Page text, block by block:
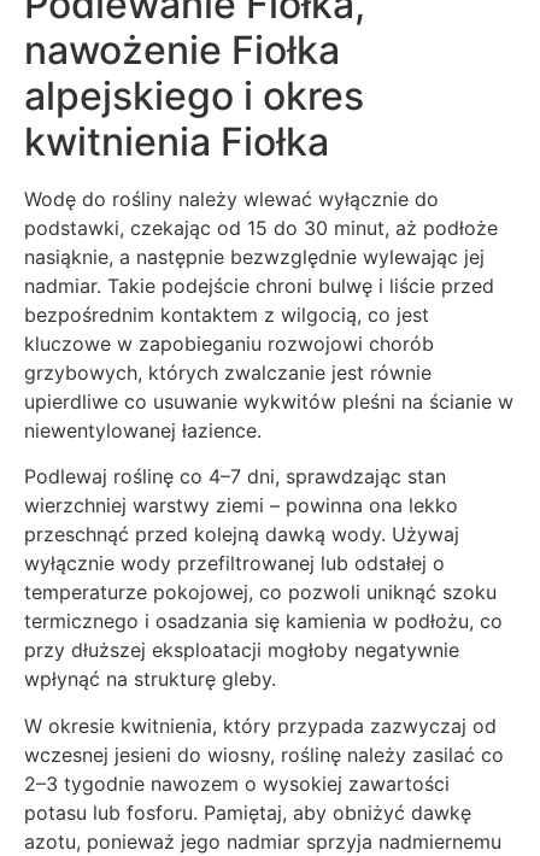
nawożenie Fiołka
alpejskiego i okres
kwitnienia Fiołka
Wodę do rośliny należy wlewać wyłącznie do
podstawki, czekając od 15 do 30 minut, aż podłoże
nasiąknie, a następnie bezwzględnie wylewając jej
nadmiar. Takie podejście chroni bulwę i liście przed
bezpośrednim kontaktem z wilgocią, co jest
kluczowe w zapobieganiu rozwojowi chorób
grzybowych, których zwalczanie jest równie
upierdliwe co usuwanie wykwitów pleśni na ścianie w
niewentylowanej łazience.
Podlewaj roślinę co 4–7 dni, sprawdzając stan
wierzchniej warstwy ziemi – powinna ona lekko
przeschnąć przed kolejną dawką wody. Używaj
wyłącznie wody przefiltrowanej lub odstałej o
temperaturze pokojowej, co pozwoli uniknąć szoku
termicznego i osadzania się kamienia w podłożu, co
przy dłuższej eksploatacji mogłoby negatywnie
wpłynąć na strukturę gleby.
W okresie kwitnienia, który przypada zazwyczaj od
wczesnej jesieni do wiosny, roślinę należy zasilać co
2–3 tygodnie nawozem o wysokiej zawartości
potasu lub fosforu. Pamiętaj, aby obniżyć dawkę
azotu, ponieważ jego nadmiar sprzyja nadmiernemu